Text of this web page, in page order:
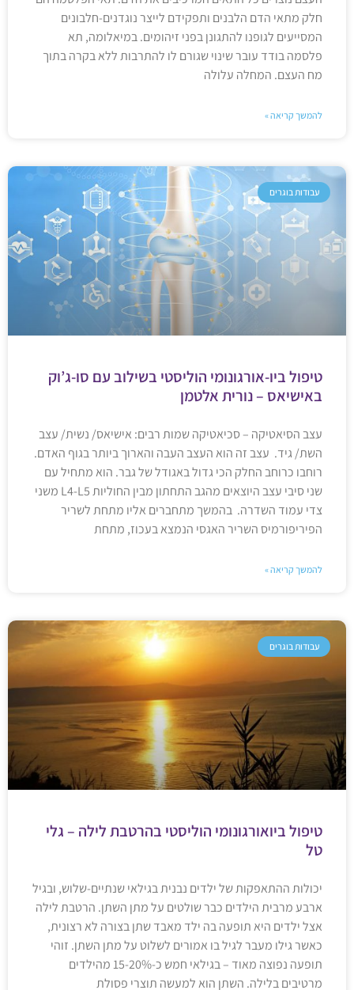
חלק מתאי הדם הלבנים ותפקידם לייצר נוגדנים-חלבונים
המסייעים לגופנו להתגונן בפני זיהומים. במיאלומה, תא
פלסמה בודד עובר שינוי שגורם לו להתרבות ללא בקרה בתוך
מח העצם. המחלה עלולה
להמשך קריאה »
עבודות בוגרים
טיפול ביו-אורגונומי הוליסטי בשילוב עם סו-ג’וק
באישיאס – נורית אלטמן
עצב הסיאטיקה – סכיאטיקה שמות רבים: אישיאס/ נשית/ עצב
השת/ גיד. עצב זה הוא העצב העבה והארוך ביותר בגוף האדם.
רוחבו כרוחב החלק הכי גדול באגודל של גבר. הוא מתחיל עם
שני סיבי עצב היוצאים מהגב התחתון מבין החוליות L4-L5 משני
צדי עמוד השדרה. בהמשך מתחברים אליו מתחת לשריר
הפיריפורמיס השריר האגסי הנמצא בעכוז, מתחת
להמשך קריאה »
עבודות בוגרים
טיפול ביואורגונומי הוליסטי בהרטבת לילה – גלי
טל
יכולות ההתאפקות של ילדים נבנית בגילאי שנתיים-שלוש, ובגיל
ארבע מרבית הילדים כבר שולטים על מתן השתן. הרטבת לילה
אצל ילדים היא תופעה בה ילד מאבד שתן בצורה לא רצונית,
כאשר גילו מעבר לגיל בו אמורים לשלוט על מתן השתן. זוהי
תופעה נפוצה מאוד – בגילאי חמש כ-15-20% מהילדים
מרטיבים בלילה. השתן הוא למעשה תוצרי פסולת